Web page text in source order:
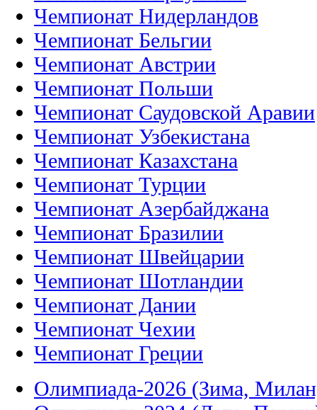
Чемпионат Нидерландов
Чемпионат Бельгии
Чемпионат Австрии
Чемпионат Польши
Чемпионат Саудовской Аравии
Чемпионат Узбекистана
Чемпионат Казахстана
Чемпионат Турции
Чемпионат Азербайджана
Чемпионат Бразилии
Чемпионат Швейцарии
Чемпионат Шотландии
Чемпионат Дании
Чемпионат Чехии
Чемпионат Греции
Олимпиада-2026 (Зима,